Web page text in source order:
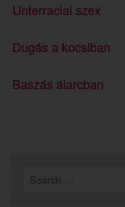
Unterracial szex
Dugás a kocsiban
Baszás álarcban